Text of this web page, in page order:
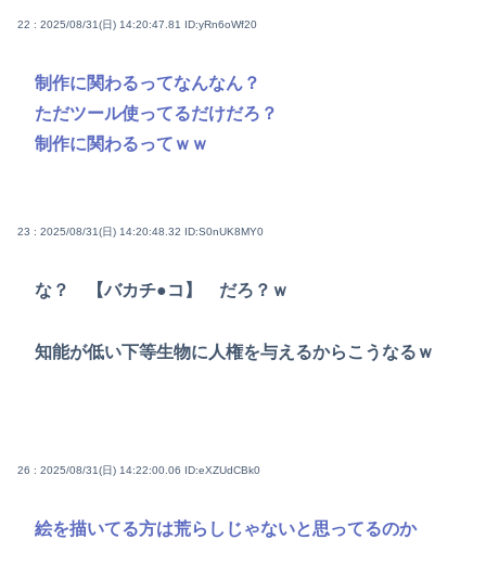
22 : 2025/08/31(日) 14:20:47.81 ID:yRn6oWf20
制作に関わるってなんなん？
ただツール使ってるだけだろ？
制作に関わるってｗｗ
23 : 2025/08/31(日) 14:20:48.32 ID:S0nUK8MY0
な？ 【バカチ●コ】 だろ？ｗ
知能が低い下等生物に人権を与えるからこうなるｗ
26 : 2025/08/31(日) 14:22:00.06 ID:eXZUdCBk0
絵を描いてる方は荒らしじゃないと思ってるのか